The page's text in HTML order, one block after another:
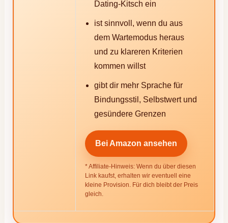
Dating-Kitsch ein
ist sinnvoll, wenn du aus
dem Wartemodus heraus
und zu klareren Kriterien
kommen willst
gibt dir mehr Sprache für
Bindungsstil, Selbstwert und
gesündere Grenzen
Bei Amazon ansehen
* Affiliate-Hinweis: Wenn du über diesen
Link kaufst, erhalten wir eventuell eine
kleine Provision. Für dich bleibt der Preis
gleich.